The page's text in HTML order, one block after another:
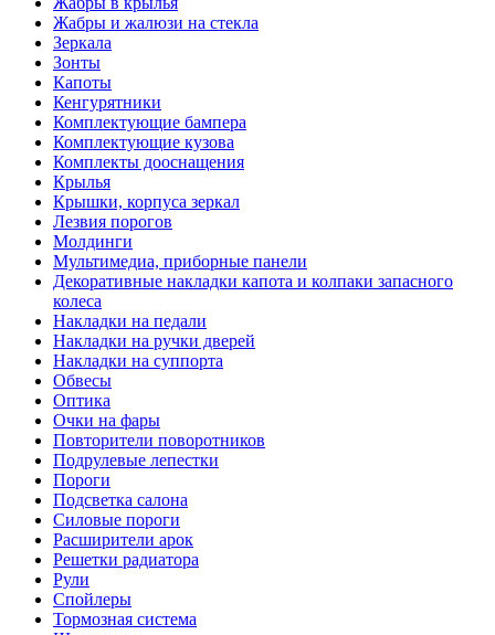
Жабры и жалюзи на стекла
Зеркала
Зонты
Капоты
Кенгурятники
Комплектующие бампера
Комплектующие кузова
Комплекты дооснащения
Крылья
Крышки, корпуса зеркал
Лезвия порогов
Молдинги
Мультимедиа, приборные панели
Декоративные накладки капота и колпаки запасного
колеса
Накладки на педали
Накладки на ручки дверей
Накладки на суппорта
Обвесы
Оптика
Очки на фары
Повторители поворотников
Подрулевые лепестки
Пороги
Подсветка салона
Силовые пороги
Расширители арок
Решетки радиатора
Рули
Спойлеры
Тормозная система